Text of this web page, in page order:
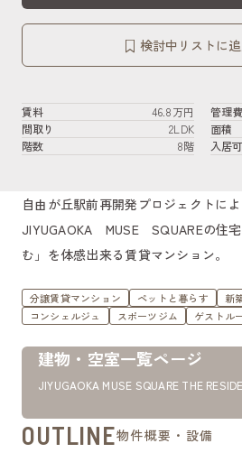
検討中リストに
賃料 46.8万円 管理費
間取り
2LDK 面積
階数
8階 入居
自由が丘駅前再開発プロジェクトに
JIYUGAOKA MUSE SQUAREの住
む」を体感出来る賃貸マンション。
分譲賃貸マンション ペットと暮らす 新
コンシェルジュ
スポーツジム ゲストル
建物・空室一覧ページ
JIYUGAOKA MUSE SQUARE THE
OUTLINE物件概要・設備